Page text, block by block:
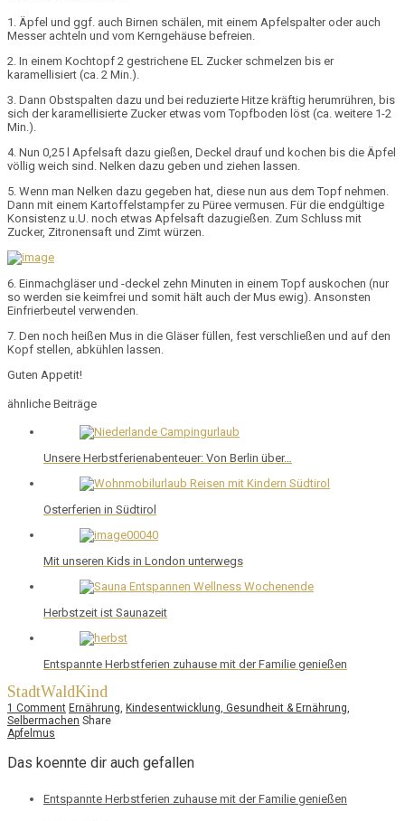
1. Äpfel und ggf. auch Birnen schälen, mit einem Apfelspalter oder auch
Messer achteln und vom Kerngehäuse befreien.
2. In einem Kochtopf 2 gestrichene EL Zucker schmelzen bis er
karamellisiert (ca. 2 Min.).
3. Dann Obstspalten dazu und bei reduzierte Hitze kräftig herumrühren, bis
sich der karamellisierte Zucker etwas vom Topfboden löst (ca. weitere 1-2
Min.).
4. Nun 0,25 l Apfelsaft dazu gießen, Deckel drauf und kochen bis die Äpfel
völlig weich sind. Nelken dazu geben und ziehen lassen.
5. Wenn man Nelken dazu gegeben hat, diese nun aus dem Topf nehmen.
Dann mit einem Kartoffelstampfer zu Püree vermusen. Für die endgültige
Konsistenz u.U. noch etwas Apfelsaft dazugießen. Zum Schluss mit
Zucker, Zitronensaft und Zimt würzen.
6. Einmachgläser und -deckel zehn Minuten in einem Topf auskochen (nur
so werden sie keimfrei und somit hält auch der Mus ewig). Ansonsten
Einfrierbeutel verwenden.
7. Den noch heißen Mus in die Gläser füllen, fest verschließen und auf den
Kopf stellen, abkühlen lassen.
Guten Appetit!
ähnliche Beiträge
Unsere Herbstferienabenteuer: Von Berlin über…
Osterferien in Südtirol
Mit unseren Kids in London unterwegs
Herbstzeit ist Saunazeit
Entspannte Herbstferien zuhause mit der Familie genießen
StadtWaldKind
1 Comment Ernährung, Kindesentwicklung, Gesundheit & Ernährung,
Selbermachen Share
Apfelmus
Das koennte dir auch gefallen
Entspannte Herbstferien zuhause mit der Familie genießen